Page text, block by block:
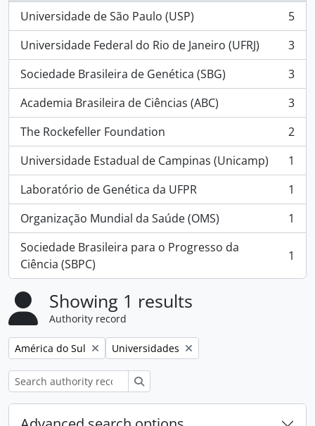
Universidade de São Paulo (USP)
, 5 results
5
Universidade Federal do Rio de Janeiro (UFRJ)
, 3 results
3
Sociedade Brasileira de Genética (SBG)
, 3 results
3
Academia Brasileira de Ciências (ABC)
, 3 results
3
The Rockefeller Foundation
, 2 results
2
Universidade Estadual de Campinas (Unicamp)
, 1 results
1
Laboratório de Genética da UFPR
, 1 results
1
Organização Mundial da Saúde (OMS)
, 1 results
1
Sociedade Brasileira para o Progresso da
Ciência (SBPC)
, 1 results 1
Showing 1 results
Authority record
Remove filter:
América do Sul Remove filter:
Universidades